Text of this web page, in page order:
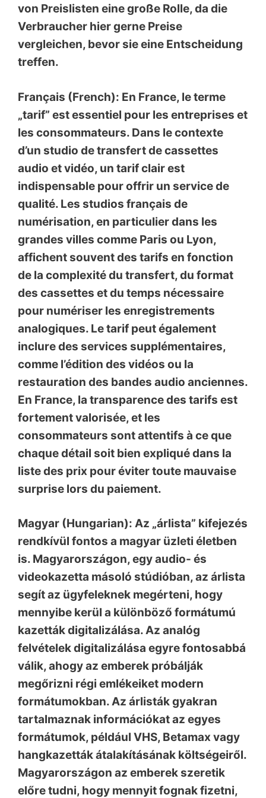
von Preislisten eine große Rolle, da die
Verbraucher hier gerne Preise
vergleichen, bevor sie eine Entscheidung
treffen.
Français (French): En France, le terme
„tarif” est essentiel pour les entreprises et
les consommateurs. Dans le contexte
d’un studio de transfert de cassettes
audio et vidéo, un tarif clair est
indispensable pour offrir un service de
qualité. Les studios français de
numérisation, en particulier dans les
grandes villes comme Paris ou Lyon,
affichent souvent des tarifs en fonction
de la complexité du transfert, du format
des cassettes et du temps nécessaire
pour numériser les enregistrements
analogiques. Le tarif peut également
inclure des services supplémentaires,
comme l’édition des vidéos ou la
restauration des bandes audio anciennes.
En France, la transparence des tarifs est
fortement valorisée, et les
consommateurs sont attentifs à ce que
chaque détail soit bien expliqué dans la
liste des prix pour éviter toute mauvaise
surprise lors du paiement.
Magyar (Hungarian): Az „árlista” kifejezés
rendkívül fontos a magyar üzleti életben
is. Magyarországon, egy audio- és
videokazetta másoló stúdióban, az árlista
segít az ügyfeleknek megérteni, hogy
mennyibe kerül a különböző formátumú
kazetták digitalizálása. Az analóg
felvételek digitalizálása egyre fontosabbá
válik, ahogy az emberek próbálják
megőrizni régi emlékeiket modern
formátumokban. Az árlisták gyakran
tartalmaznak információkat az egyes
formátumok, például VHS, Betamax vagy
hangkazetták átalakításának költségeiről.
Magyarországon az emberek szeretik
előre tudni, hogy mennyit fognak fizetni,